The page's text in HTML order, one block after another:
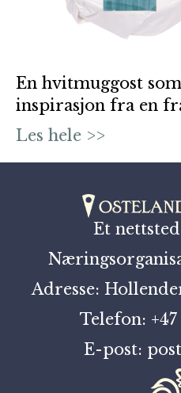
En hvitmuggost
inspirasjon fra en
Les hele >>
Et
Adresse:
Telefon:
E-post: